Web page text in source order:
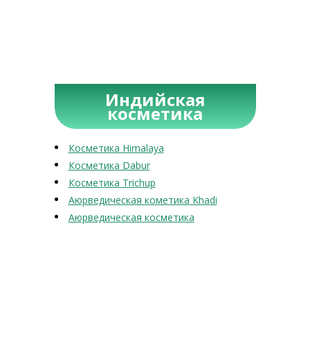
Индийская
косметика
Косметика Himalaya
Косметика Dabur
Косметика Trichup
Аюрведическая кометика Khadi
Аюрведическая косметика